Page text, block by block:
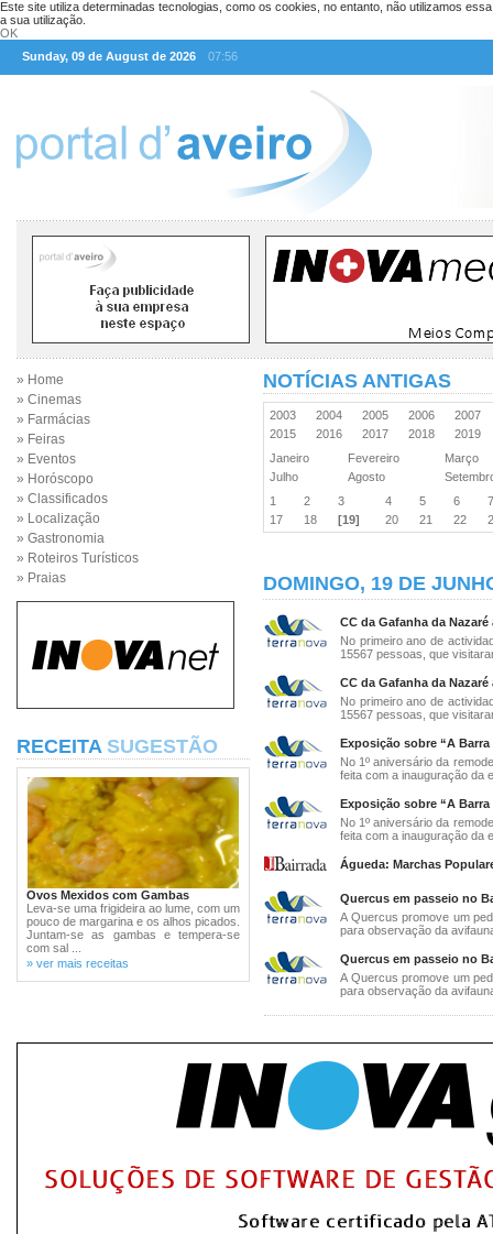
Este site utiliza determinadas tecnologias, como os cookies, no entanto, não utilizamos
a sua utilização.
OK
Sunday, 09 de August de 2026
07:56
» Home
» Cinemas
» Farmácias
» Feiras
» Eventos
» Horóscopo
» Classificados
» Localização
» Gastronomia
» Roteiros Turísticos
» Praias
RECEITA SUGESTÃO
Ovos Mexidos com Gambas
Leva-se uma frigideira ao lume, com um
pouco de margarina e os alhos picados.
Juntam-se as gambas e tempera-se
com sal ...
» ver mais receitas
NOTÍCIAS ANTIGAS
2003 2004 2005 2006
2007
2015
2016 2017 2018
2019
Janeiro
Fevereiro
Março
Julho
Agosto
1
2 3 4 5 6
17
18 [19] 20 21 22
DOMINGO, 19 DE
CC da Gafanha da
No primeiro ano de
15567 pessoas, que
CC da Gafanha da
No primeiro ano de
15567 pessoas, que
Exposição sobre “A
No 1º aniversário da
feita com a inauguração da
Exposição sobre “A
No 1º aniversário da
feita com a inauguração da
Águeda: Marchas
Quercus em passeio no
A Quercus promove um
para observação da
Quercus em passeio no
A Quercus promove um
para observação da